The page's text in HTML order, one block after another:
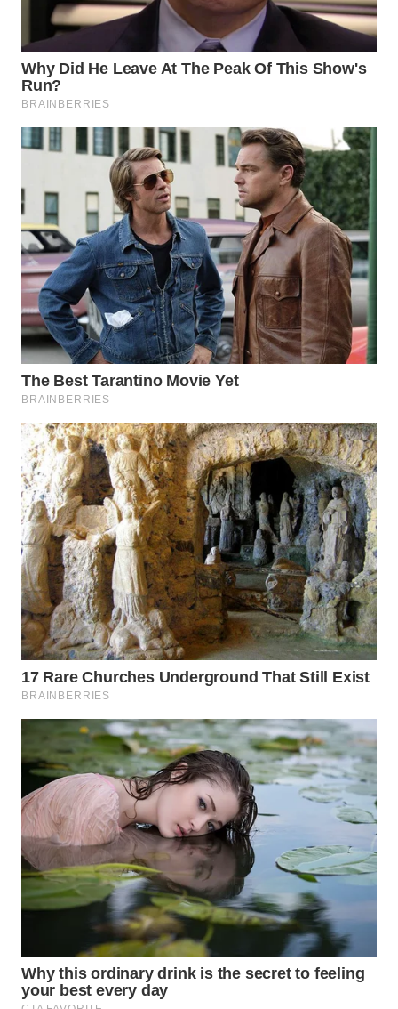
WN
INDRAMAYU
WN
MAJALENGKA
WN
SUBANG
WN
SUKABUMI
WN
PURWAKARTA
WN
PRIANGAN
TIMUR
WN
SEMARANG
WN
SOLO
WN
MADURA
WN
SURABAYA
WN
NATUNA
WN
WN
MANDALIKA